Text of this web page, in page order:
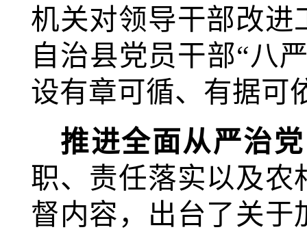
机关对领导干部改进
自治县党员干部“八
设有章可循、有据可
推进全面从严治
职、责任落实以及农
督内容，出台了关于